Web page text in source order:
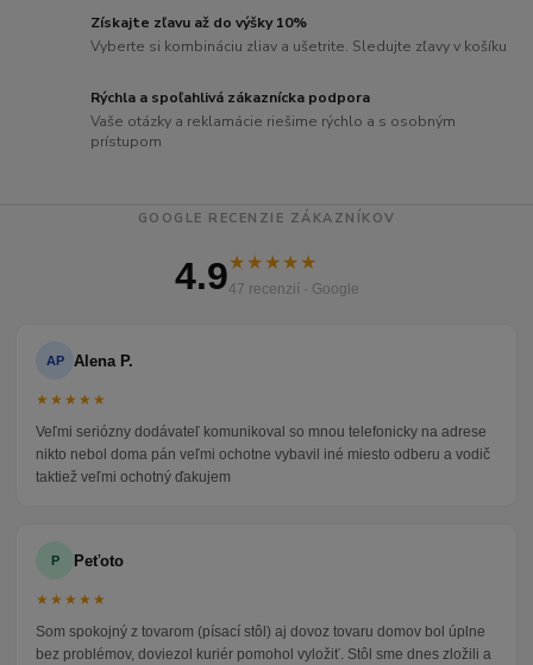
Získajte zľavu až do výšky 10%
Vyberte si kombináciu zliav a ušetrite. Sledujte zľavy v košíku
Rýchla a spoľahlivá zákaznícka podpora
Vaše otázky a reklamácie riešime rýchlo a s osobným
prístupom
GOOGLE RECENZIE ZÁKAZNÍKOV
4.9★★★★★
47 recenzií · Google
AP Alena P.
★★★★★
Veľmi seriózny dodávateľ komunikoval so mnou telefonicky na adrese
nikto nebol doma pán veľmi ochotne vybavil iné miesto odberu a vodič
taktiež veľmi ochotný ďakujem
P Peťoto
★★★★★
Som spokojný z tovarom (písací stôl) aj dovoz tovaru domov bol úplne
bez problémov, doviezol kuriér pomohol vyložiť. Stôl sme dnes zložili a